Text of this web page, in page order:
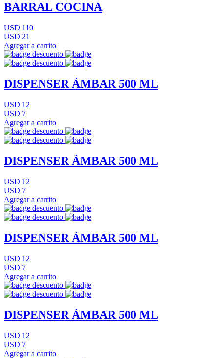
BARRAL COCINA
USD 110
USD 21
Agregar a carrito
DISPENSER ÁMBAR 500 ML
USD 12
USD 7
Agregar a carrito
DISPENSER ÁMBAR 500 ML
USD 12
USD 7
Agregar a carrito
DISPENSER ÁMBAR 500 ML
USD 12
USD 7
Agregar a carrito
DISPENSER ÁMBAR 500 ML
USD 12
USD 7
Agregar a carrito